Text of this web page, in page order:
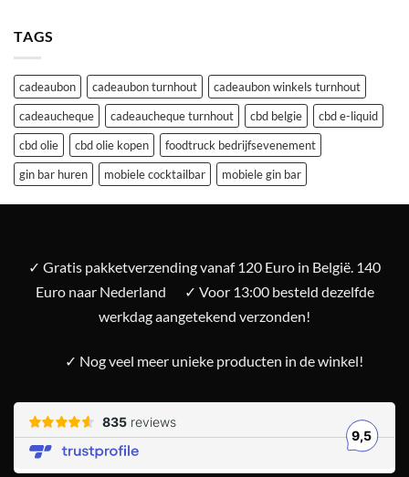
TAGS
cadeaubon cadeaubon turnhout
cadeaubon winkels turnhout
cadeaucheque
cadeaucheque turnhout cbd belgie
cbd e-liquid
cbd olie
cbd olie kopen
foodtruck bedrijfsevenement
gin bar huren
mobiele cocktailbar mobiele gin bar
✓ Gratis pakketverzending vanaf 120 Euro in België. 140
Euro naar Nederland
✓ Voor 13:00 besteld dezelfde
werkdag aangetekend verzonden!
✓ Nog veel meer unieke producten in de winkel!